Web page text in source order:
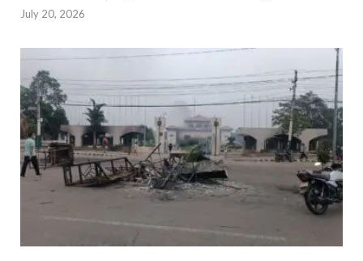
July 20, 2026